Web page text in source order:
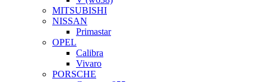
MITSUBISHI
NISSAN
Primastar
OPEL
Calibra
Vivaro
PORSCHE